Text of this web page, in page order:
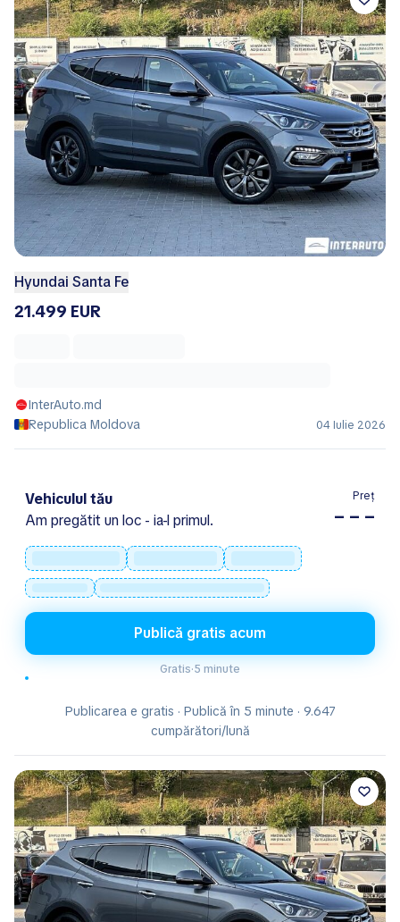
Hyundai Santa Fe
21.499 EUR
InterAuto.md
Republica Moldova
04 Iulie 2026
Vehiculul tău
Am pregătit un loc - ia-l primul.
Preț
– – –
Publică gratis acum
Gratis·5 minute
Publicarea e gratis · Publică în 5 minute · 9.647
cumpărători/lună